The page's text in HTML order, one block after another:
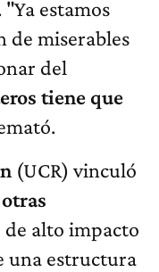
estamos
de miserables
del
tiene que
(UCR) vinculó
de alto impacto
una estructura